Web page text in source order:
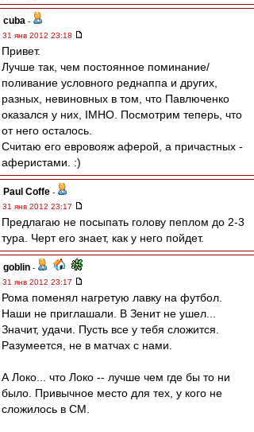
cuba -
31 янв 2012 23:18
Привет.
Лучше так, чем постоянное поминание/
поливание условного реднаппа и других,
разных, невиновных в том, что Павлюченко
оказался у них, IMHO. Посмотрим теперь, что
от него осталось.
Считаю его евровояж аферой, а причастных -
аферистами. :)
Paul Coffe -
31 янв 2012 23:17
Предлагаю не посыпать голову пеплом до 2-3
тура. Черт его знает, как у него пойдет.
goblin -
31 янв 2012 23:17
Рома поменял нагретую лавку на футбол.
Наши не приглашали. В Зенит не ушел...
Значит, удачи. Пусть все у тебя сложится.
Разумеется, не в матчах с нами.
А Локо... что Локо -- лучше чем где бы то ни
было. Привычное место для тех, у кого не
сложилось в СМ.